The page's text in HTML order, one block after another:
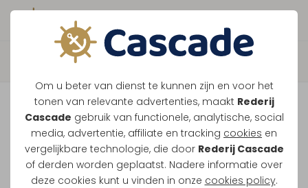
Om u beter van dienst te kunnen zijn en voor het
tonen van relevante advertenties, maakt Rederij
Cascade gebruik van functionele, analytische, social
media, advertentie, affiliate en tracking cookies en
vergelijkbare technologie, die door Rederij Cascade
of derden worden geplaatst. Nadere informatie over
deze cookies kunt u vinden in onze cookies policy.
Boek direct je vaart
Vaar je mee over de
Maasplassen?
Ondanks de lage waterstanden gaan
onze vaarten gewoon door.